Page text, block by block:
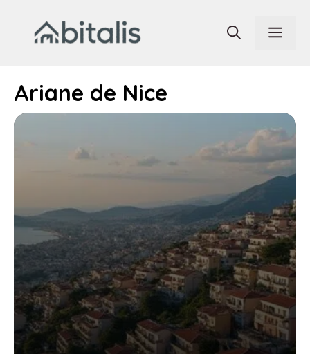
contenu
Ariane de Nice